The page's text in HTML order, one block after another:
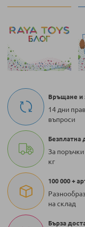
Връщане и
14 дни
въпроси
Безплатна
За поръчки
кг
100 000 +
на склад
Бърза